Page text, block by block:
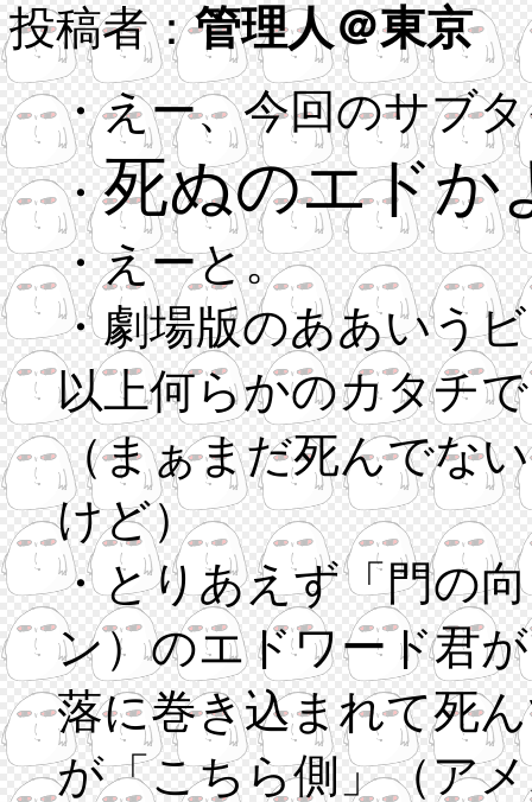
投稿者：管理人＠東京
・えー、今回のサブ
・死ぬのエドか
・えーと。
・劇場版のああいう
以上何らかのカタチ
（まぁまだ死んでな
けど）
・とりあえず「門の
ン）のエドワード君
落に巻き込まれて死
が「こちら側」（ア